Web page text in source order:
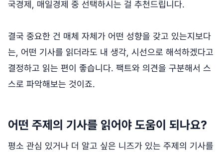
국경제, 매일경제 중 선택하시는 걸 추천드립니다.
결국 중요한 건 매체 자체가 어떤 성향을 갖고 있는지보다
는, 어떤 기사를 읽더라도 내 생각, 시선으로 해석하겠다고
결정하고 읽는 편이 좋습니다. 팩트와 의견을 구분해서 스
스로 파악해보는 것이죠.
어떤 주제의 기사를 읽어야 도움이 되나요?
평소 관심 있거나 더 알고 싶은 니즈가 있는 주제의 기사를